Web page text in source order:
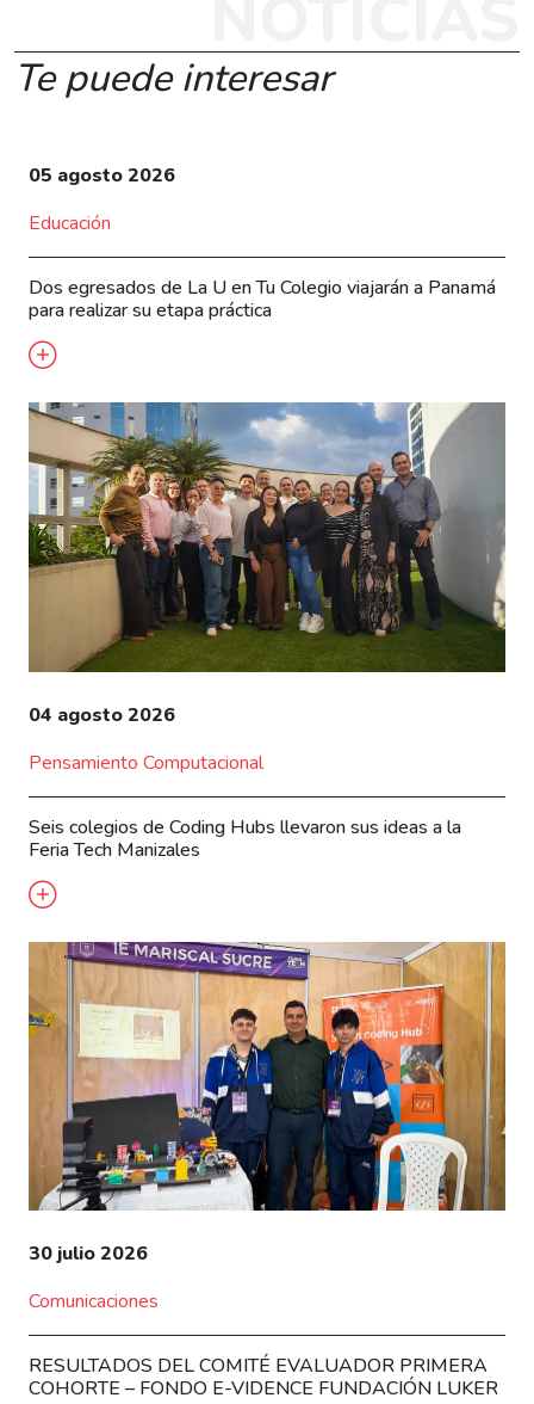
Te puede interesar
05 agosto 2026
Educación
Dos egresados de La U en Tu Colegio viajarán a Panamá
para realizar su etapa práctica
04 agosto 2026
Pensamiento Computacional
Seis colegios de Coding Hubs llevaron sus ideas a la
Feria Tech Manizales
30 julio 2026
Comunicaciones
RESULTADOS DEL COMITÉ EVALUADOR PRIMERA
COHORTE – FONDO E-VIDENCE FUNDACIÓN LUKER